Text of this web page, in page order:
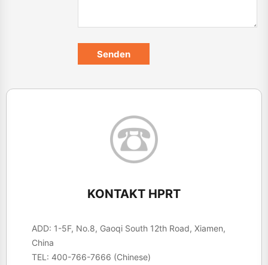
KONTAKT HPRT
ADD: 1-5F, No.8, Gaoqi South 12th Road, Xiamen,
China
TEL: 400-766-7666 (Chinese)